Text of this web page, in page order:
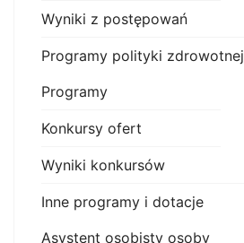
Wyniki z postępowań
Programy polityki zdrowotnej
Programy
Konkursy ofert
Wyniki konkursów
Inne programy i dotacje
Asystent osobisty osoby